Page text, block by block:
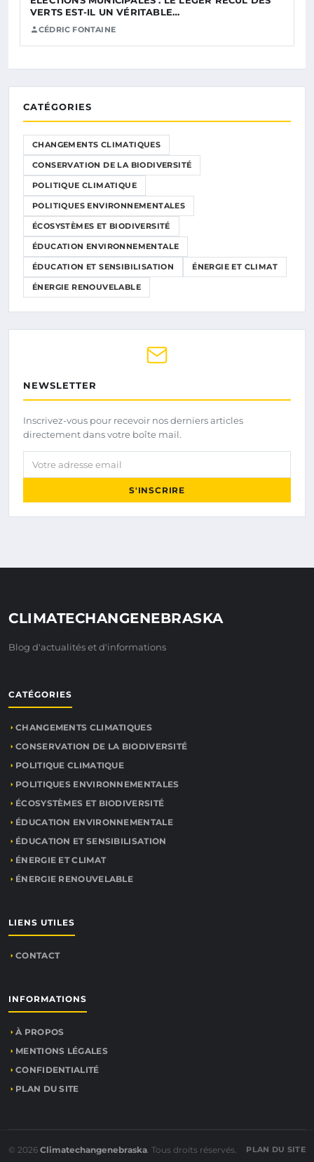
VERTS EST-IL UN VÉRITABLE…
CÉDRIC FONTAINE
CATÉGORIES
CHANGEMENTS CLIMATIQUES
CONSERVATION DE LA BIODIVERSITÉ
POLITIQUE CLIMATIQUE
POLITIQUES ENVIRONNEMENTALES
ÉCOSYSTÈMES ET BIODIVERSITÉ
ÉDUCATION ENVIRONNEMENTALE
ÉDUCATION ET SENSIBILISATION ÉNERGIE ET CLIMAT
ÉNERGIE RENOUVELABLE
NEWSLETTER
Inscrivez-vous pour recevoir nos derniers articles
directement dans votre boîte mail.
Votre adresse email
S'INSCRIRE
CLIMATECHANGENEBRASKA
Blog d'actualités et d'informations
CATÉGORIES
CHANGEMENTS CLIMATIQUES
CONSERVATION DE LA BIODIVERSITÉ
POLITIQUE CLIMATIQUE
POLITIQUES ENVIRONNEMENTALES
ÉCOSYSTÈMES ET BIODIVERSITÉ
ÉDUCATION ENVIRONNEMENTALE
ÉDUCATION ET SENSIBILISATION
ÉNERGIE ET CLIMAT
ÉNERGIE RENOUVELABLE
LIENS UTILES
CONTACT
INFORMATIONS
À PROPOS
MENTIONS LÉGALES
CONFIDENTIALITÉ
PLAN DU SITE
© 2026 Climatechangenebraska. Tous droits réservés. PLAN DU SITE